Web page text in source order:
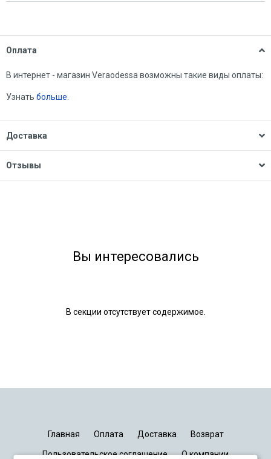
Оплата
В интернет - магазин Veraodessa возможны такие виды оплаты:
Узнать больше.
Доставка
Отзывы
Вы интересовались
В секции отсутствует содержимое.
Главная Оплата Доставка Возврат
Пользовательское соглашение О компании